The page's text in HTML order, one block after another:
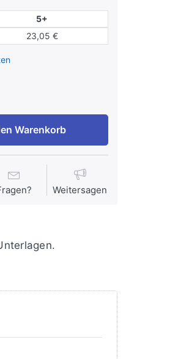
5+
23,05 €
Warenkorb
Weitersagen